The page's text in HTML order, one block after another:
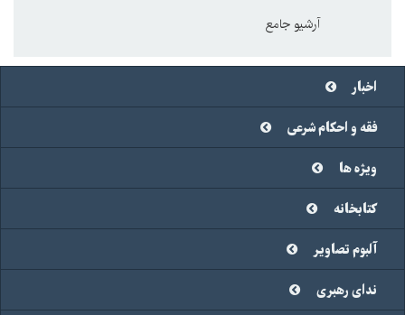
آرشیو جامع
اخبار
فقه و احکام شرعی
ویژه ها
کتابخانه
آلبوم تصاویر
ندای رهبری